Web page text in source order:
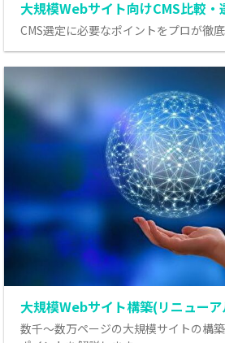
大規模Webサイト向けCMS比較・
CMS選定に必要なポイントをプロが徹底
大規模Webサイト構築(リニューア
数千～数万ページの大規模サイトの構